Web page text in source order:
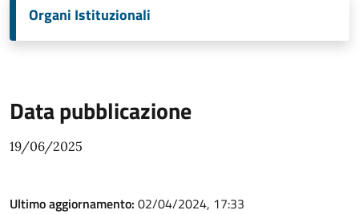
Organi Istituzionali
Data pubblicazione
19/06/2025
Ultimo aggiornamento: 02/04/2024, 17:33